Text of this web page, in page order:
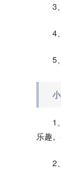
3
4
5
1
乐趣
2